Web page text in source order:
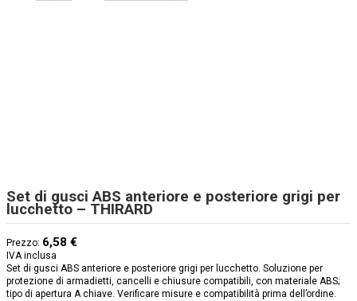
Set di gusci ABS anteriore e posteriore grigi per
lucchetto – THIRARD
Prezzo: 6,58 €
IVA inclusa
Set di gusci ABS anteriore e posteriore grigi per lucchetto. Soluzione per
protezione di armadietti, cancelli e chiusure compatibili, con materiale ABS;
tipo di apertura A chiave. Verificare misure e compatibilità prima dell’ordine.